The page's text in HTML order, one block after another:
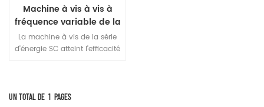
Machine à vis à vis à
fréquence variable de la
série SC 75 kW SC.
La machine à vis de la série
d'énergie SC atteint l'efficacité
d'énergie et un silence en
UN TOTAL DE 1 PAGES